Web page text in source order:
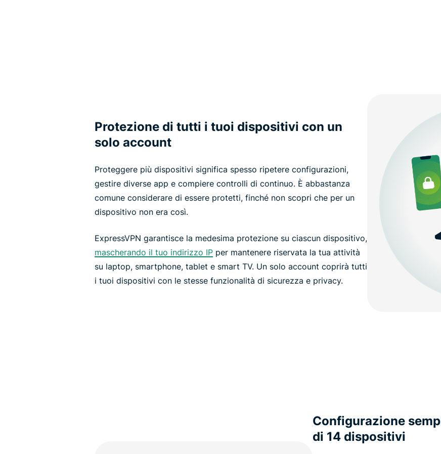
Protezione di tutti i tuoi dispositivi con un
solo account
Proteggere più dispositivi significa spesso ripetere configurazioni,
gestire diverse app e compiere controlli di continuo. È abbastanza
comune considerare di essere protetti, finché non scopri che per un
dispositivo non era così.
ExpressVPN garantisce la medesima protezione su ciascun dispositivo,
mascherando il tuo indirizzo IP per mantenere riservata la tua attività
su laptop, smartphone, tablet e smart TV. Un solo account coprirà tutti
i tuoi dispositivi con le stesse funzionalità di sicurezza e privacy.
Configurazione
di 14 dispositivi